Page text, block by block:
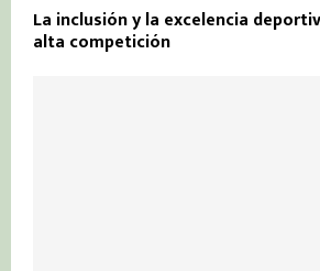
La inclusión y la excelencia
alta competición